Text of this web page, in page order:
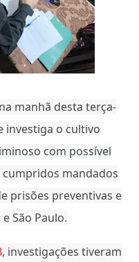
manhã desta terça-
investiga o cultivo
com possível
mandados
prisões preventivas e
São Paulo.
, investigações tiveram